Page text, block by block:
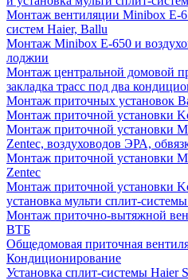
Монтаж вентиляции Minibox E-
систем Haier, Ballu
Монтаж Minibox E-650 и
лоджии
Монтаж центральной домовой
закладка трасс под два
Монтаж приточных установок
Монтаж приточной установки
Монтаж приточной установки
Zentec, воздуховодов ЭРА,
Монтаж приточной установки
Zentec
Монтаж приточной установки
установка мульти сплит-
Монтаж приточно-вытяжной
ВТБ
Общедомовая приточная
Кондиционирование
Установка сплит-системы